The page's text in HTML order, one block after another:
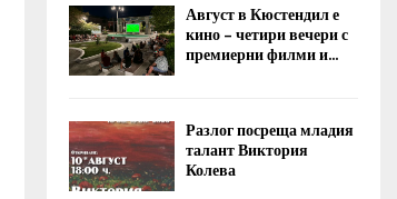
Август в Кюстендил е
кино – четири вечери с
премиерни филми и...
Разлог посреща младия
талант Виктория
Колева